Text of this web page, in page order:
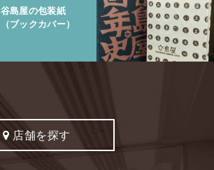
谷島屋の包装紙
（ブックカバー）
店舗を探す